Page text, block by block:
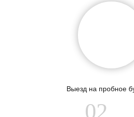
Выезд на пробное
02